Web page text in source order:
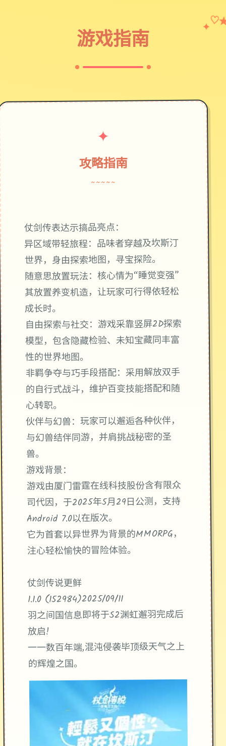
游戏指南
✦♡
✦
攻略指南
~~~~~
仗剑传表达示搞品亮点：
异区域带轻旅程：品味者穿越及坎斯汀
世界，身由探索地图，寻宝探险。
随意思放置玩法：核心情为“睡觉变强”
其放置养变机造，让玩家可行得依轻松
成长时。
自由探索与社交：游戏采靠竖屏2D探索
模型，包含隐藏检验、未知宝藏同丰富
性的世界地图。
非羁争夺与巧手段搭配：采用解放双手
的自行式战斗，维护百变技能搭配和随
心转职。
伙伴与幻兽：玩家可以邂逅各种伙伴，
与幻兽结伴同游，并肩挑战秘密的圣
兽。
游戏背景：
游戏由厦门雷霆在线科技股份含有限众
司代因，于2025年5月29日公测，支持
Android 7.0以在版次。
它为首套以异世界为背景的MMORPG，
注心轻松愉快的冒险体验。
仗剑传说更鲜
1.1.0 (152984)2025/09/11
羽之间国信息即将于S2渊虹邂羽完成后
放启!
一一数百年端,混沌侵袭毕顶级天气之上
的辉煌之国。